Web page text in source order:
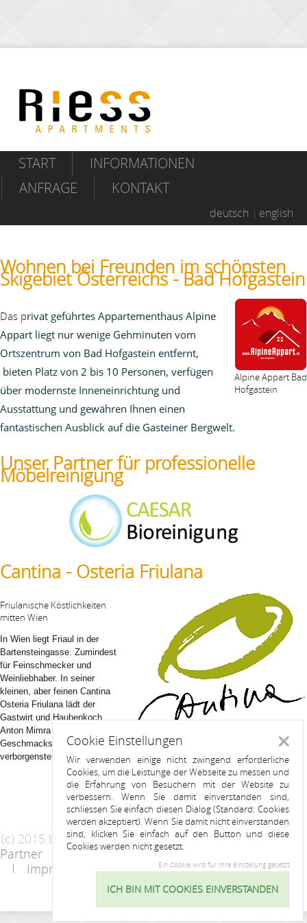
START
INFORMATIONEN
ANFRAGE
KONTAKT
deutsch english
Wohnen bei Freunden im schönsten
Skigebiet Österreichs - Bad Hofgastein
Alpine Appart Bad
Hofgastein
Das privat geführtes Appartementhaus Alpine
Appart liegt nur wenige Gehminuten vom
Ortszentrum von Bad Hofgastein entfernt,
bieten Platz von 2 bis 10 Personen, verfügen
über modernste Inneneinrichtung und
Ausstattung und gewähren Ihnen einen
fantastischen Ausblick auf die Gasteiner Bergwelt.
Unser Partner für professionelle
Möbelreinigung
Cantina - Osteria Friulana
Friulanische Köstlichkeiten
mitten Wien
In Wien liegt Friaul in der
Bartensteingasse. Zumindest
für Feinschmecker und
Weinliebhaber. In seiner
kleinen, aber feinen Cantina
Osteria Friulana lädt der
Gastwirt und Haubenkoch
Anton Mimra zu einer
Geschmacksreise in die
verborgensten Täler rund um Udine.
(c) 2015 by Riess Apartments
Partner
AGB
Datenschutzerklärung
Impressum
Kontakt
Cookie
Cookie Einstellungen
Wir verwenden einige nicht zwingend erforderliche
Cookies, um die Leistunge der Webseite zu messen und
die Erfahrung von Besuchern mit der Website zu
verbessern. Wenn Sie damit einverstanden sind,
schliessen Sie einfach diesen Dialog (Standard: Cookies
werden akzeptiert). Wenn Sie damit nicht einverstanden
sind, klicken Sie einfach auf den Button und diese
Cookies werden nicht gesetzt.
Ein Cookie wird für Ihre Einstellung gesetzt
ICH BIN MIT COOKIES EINVERSTANDEN